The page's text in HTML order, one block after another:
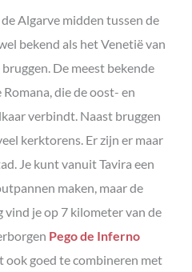
Algarve midden tussen de
bekend als het Venetië van
De meest bekende
die de oost- en
verbindt. Naast bruggen
kerktorens. Er zijn er maar
Je kunt vanuit Tavira een
maken, maar de
je op 7 kilometer van de
Pego de Inferno
ook goed te combineren met